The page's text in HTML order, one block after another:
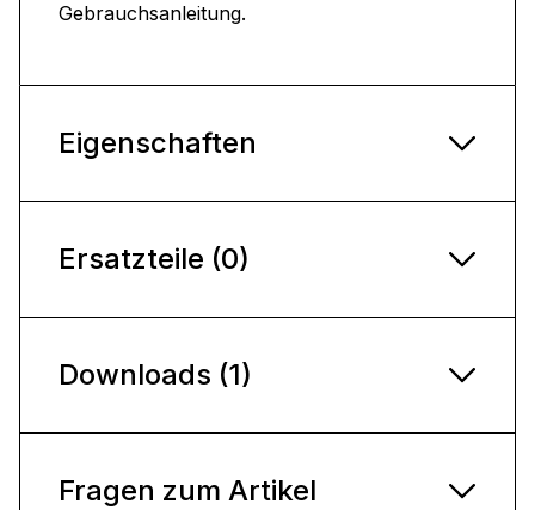
Gebrauchsanleitung.
Eigenschaften
Ersatzteile (0)
Downloads (1)
Fragen zum Artikel